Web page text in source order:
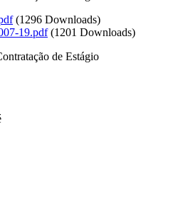
(1296 Downloads)
19.pdf (1201 Downloads)
de Estágio